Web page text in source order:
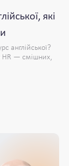
які
англійської?
HR — смішних,